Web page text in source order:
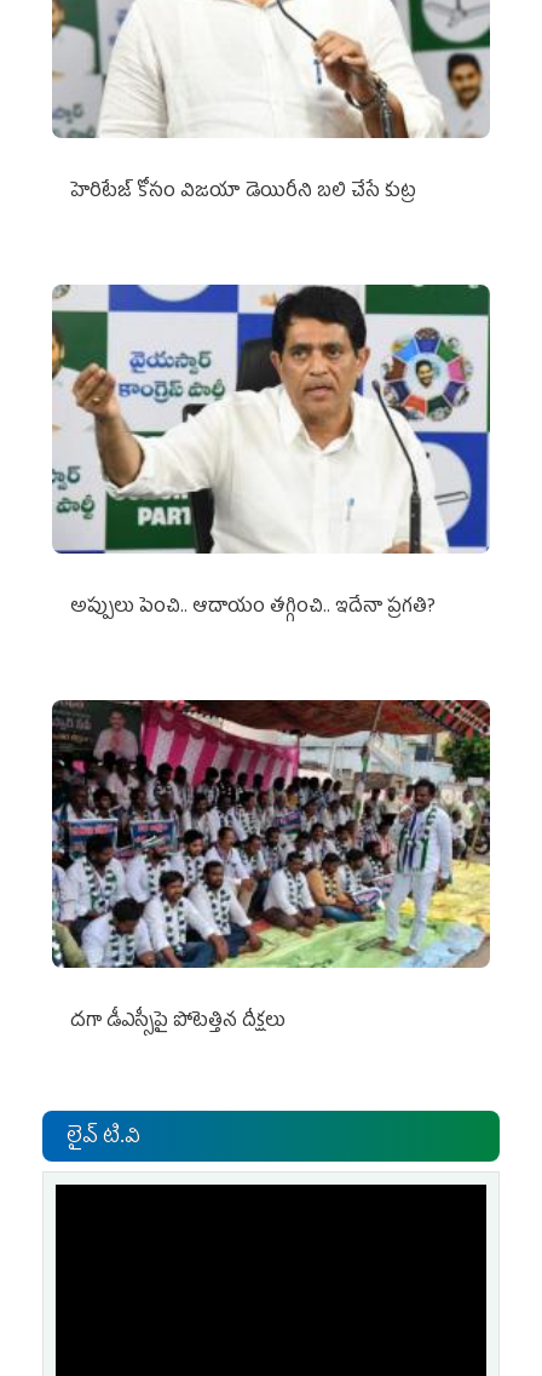
హెరిటేజ్ కోసం విజయా డెయిరీని బలి చేసే కుట్ర‌
అప్పులు పెంచి.. ఆదాయం తగ్గించి.. ఇదేనా ప్రగతి?
దగా డీఎస్సీపై పోటెత్తిన దీక్షలు
లైవ్ టి.వి